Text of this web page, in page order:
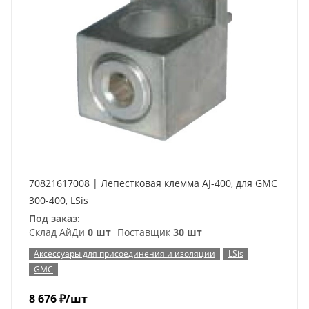
70821617008 | Лепестковая клемма AJ-400, для GMC
300-400, LSis
Под заказ:
Склад АйДи 0 шт Поставщик 30 шт
Аксессуары для присоединения и изоляции
LSis
GMC
8 676₽/шт